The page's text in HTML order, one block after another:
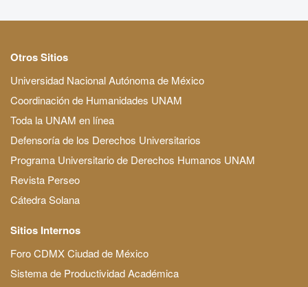
Otros Sitios
Universidad Nacional Autónoma de México
Coordinación de Humanidades UNAM
Toda la UNAM en línea
Defensoría de los Derechos Universitarios
Programa Universitario de Derechos Humanos UNAM
Revista Perseo
Cátedra Solana
Sitios Internos
Foro CDMX Ciudad de México
Sistema de Productividad Académica